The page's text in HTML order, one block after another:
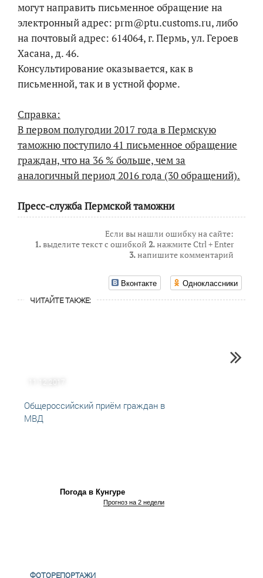
могут направить письменное обращение на
электронный адрес: prm@ptu.customs.ru, либо
на почтовый адрес: 614064, г. Пермь, ул. Героев
Хасана, д. 46.
Консультирование оказывается, как в
письменной, так и в устной форме.
Справка:
В первом полугодии 2017 года в Пермскую
таможню поступило 41 письменное обращение
граждан, что на 36 % больше, чем за
аналогичный период 2016 года (30 обращений).
Пресс-служба Пермской таможни
Если вы нашли ошибку на сайте:
1.выделите текст с ошибкой 2.нажмите Ctrl + Enter
3.напишите комментарий
Вконтакте Одноклассники
ЧИТАЙТЕ ТАКЖЕ:
11.12.2017
Общероссийский приём граждан в
МВД
Погода в Кунгуре
Прогноз на 2 недели
ФОТОРЕПОРТАЖИ